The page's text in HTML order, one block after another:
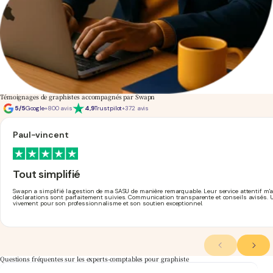
Témoignages de graphistes accompagnés par Swapn
5/5Google+800 avis 4,9Trustpilot+372 avis
Paul-vincent
Tout simplifié
Swapn a simplifié la gestion de ma SASU de manière remarquable. Leur service attentif
déclarations sont parfaitement suivies. Communication transparente et conseils avisés.
vivement pour son professionnalisme et son soutien exceptionnel.
Questions fréquentes sur les experts-comptables pour graphiste